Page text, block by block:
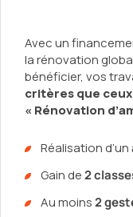
Avec un
la rénovation
bénéficier, vos
critères que
« Rénovation
Réalisation d’un
Gain de2
Au moins2